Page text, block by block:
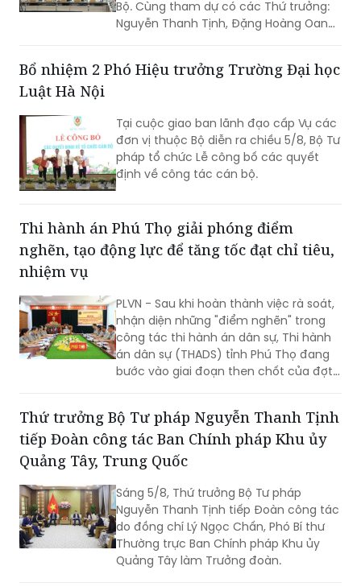
Bộ. Cùng tham dự có các Thứ trưởng:
Nguyễn Thanh Tịnh, Đặng Hoàng Oanh,
Bổ nhiệm 2 Phó Hiệu trưởng Trường Đại học
Luật Hà Nội
Tại cuộc giao ban lãnh đạo cấp Vụ các
đơn vị thuộc Bộ diễn ra chiều 5/8, Bộ Tư
pháp tổ chức Lễ công bố các quyết
định về công tác cán bộ.
Thi hành án Phú Thọ giải phóng điểm
nghẽn, tạo động lực để tăng tốc đạt chỉ tiêu,
nhiệm vụ
PLVN - Sau khi hoàn thành việc rà soát,
nhận diện những "điểm nghẽn" trong
công tác thi hành án dân sự, Thi hành
án dân sự (THADS) tỉnh Phú Thọ đang
bước vào giai đoạn then chốt của đợt
động lực để tăng tốc hoàn thành các
chỉ tiêu, nhiệm vụ năm 2026.
Thứ trưởng Bộ Tư pháp Nguyễn Thanh Tịnh
tiếp Đoàn công tác Ban Chính pháp Khu ủy
Quảng Tây, Trung Quốc
Sáng 5/8, Thứ trưởng Bộ Tư pháp
Nguyễn Thanh Tịnh tiếp Đoàn công tác
do đồng chí Lý Ngọc Chấn, Phó Bí thư
Thường trực Ban Chính pháp Khu ủy
Quảng Tây làm Trưởng đoàn.